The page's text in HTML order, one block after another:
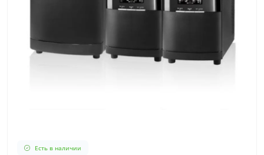
Есть в наличии